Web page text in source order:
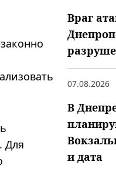
Для
Враг
07.08.2026
В
и дата